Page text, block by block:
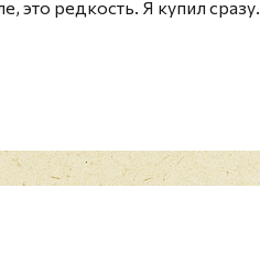
December' Reprise)
это редкость. Я купил сразу.